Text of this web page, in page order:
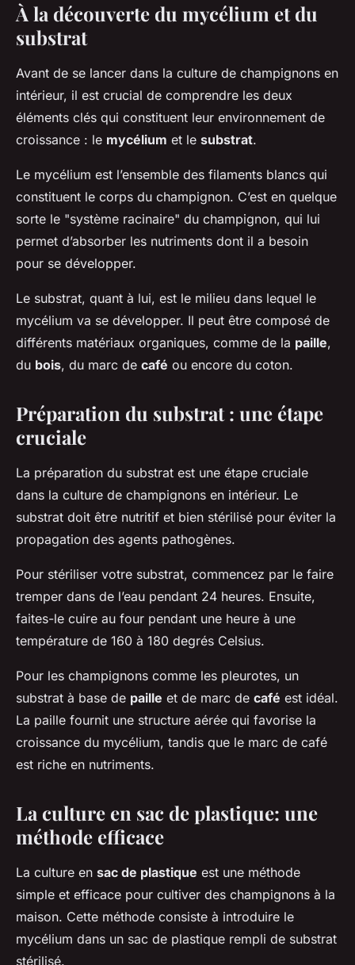
À la découverte du mycélium et du
substrat
Avant de se lancer dans la culture de champignons en
intérieur, il est crucial de comprendre les deux
éléments clés qui constituent leur environnement de
croissance : le mycélium et le substrat.
Le mycélium est l’ensemble des filaments blancs qui
constituent le corps du champignon. C’est en quelque
sorte le "système racinaire" du champignon, qui lui
permet d’absorber les nutriments dont il a besoin
pour se développer.
Le substrat, quant à lui, est le milieu dans lequel le
mycélium va se développer. Il peut être composé de
différents matériaux organiques, comme de la paille,
du bois, du marc de café ou encore du coton.
Préparation du substrat : une étape
cruciale
La préparation du substrat est une étape cruciale
dans la culture de champignons en intérieur. Le
substrat doit être nutritif et bien stérilisé pour éviter la
propagation des agents pathogènes.
Pour stériliser votre substrat, commencez par le faire
tremper dans de l’eau pendant 24 heures. Ensuite,
faites-le cuire au four pendant une heure à une
température de 160 à 180 degrés Celsius.
Pour les champignons comme les pleurotes, un
substrat à base de paille et de marc de café est idéal.
La paille fournit une structure aérée qui favorise la
croissance du mycélium, tandis que le marc de café
est riche en nutriments.
La culture en sac de plastique: une
méthode efficace
La culture en sac de plastique est une méthode
simple et efficace pour cultiver des champignons à la
maison. Cette méthode consiste à introduire le
mycélium dans un sac de plastique rempli de substrat
stérilisé.